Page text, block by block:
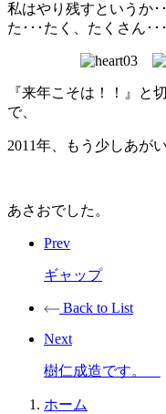
私はやり残すというか･
た･･･たく、たくさん･･
『来年こそは！！』と
で、
2011年、もう少しあが
あさおでした。
Prev
ギャップ
Back to List
Next
樹仁成造です。
ホーム